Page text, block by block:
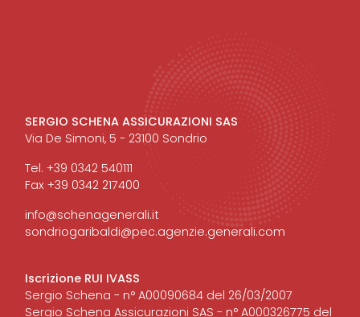
SERGIO SCHENA ASSICURAZIONI SAS
Via De Simoni, 5 - 23100 Sondrio
Tel. +39 0342 540111
Fax +39 0342 217400
info@schenagenerali.it
sondriogaribaldi@pec.agenzie.generali.com
Iscrizione RUI IVASS
Sergio Schena - n° A00090684 del 26/03/2007
Sergio Schena Assicurazioni SAS - n° A000326775 del